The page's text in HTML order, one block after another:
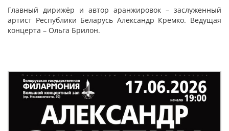
Главный дирижёр и автор аранжировок – заслуженный
артист Республики Беларусь Александр Кремко. Ведущая
концерта – Ольга Брилон.